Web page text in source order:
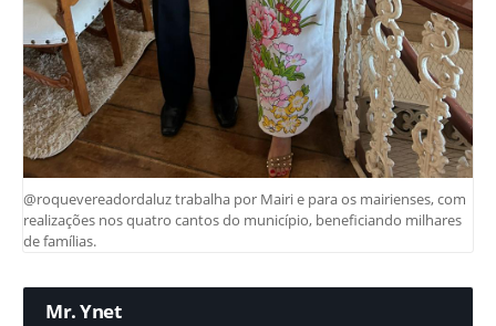
@roquevereadordaluz trabalha por Mairi e para os mairienses, com
realizações nos quatro cantos do município, beneficiando milhares
de famílias.
Mr. Ynet